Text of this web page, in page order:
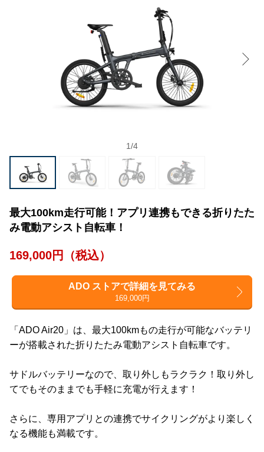
1/4
最大100km走行可能！アプリ連携もできる折りたた
み電動アシスト自転車！
169,000円（税込）
ADO ストアで詳細を見てみる
169,000円
「ADO Air20」は、最大100kmもの走行が可能なバッテリ
ーが搭載された折りたたみ電動アシスト自転車です。
サドルバッテリーなので、取り外しもラクラク！取り外し
てでもそのままでも手軽に充電が行えます！
さらに、専用アプリとの連携でサイクリングがより楽しく
なる機能も満載です。